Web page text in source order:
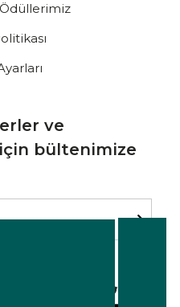
ve
bültenimize